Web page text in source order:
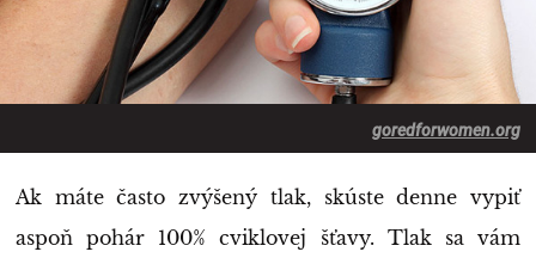
goredforwomen.org
Ak máte často zvýšený tlak, skúste denne vypiť
aspoň pohár 100% cviklovej šťavy. Tlak sa vám